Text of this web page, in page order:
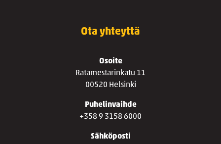
Ota yhteyttä
Osoite
Ratamestarinkatu 11
00520 Helsinki
Puhelinvaihde
+358 9 3158 6000
Sähköposti